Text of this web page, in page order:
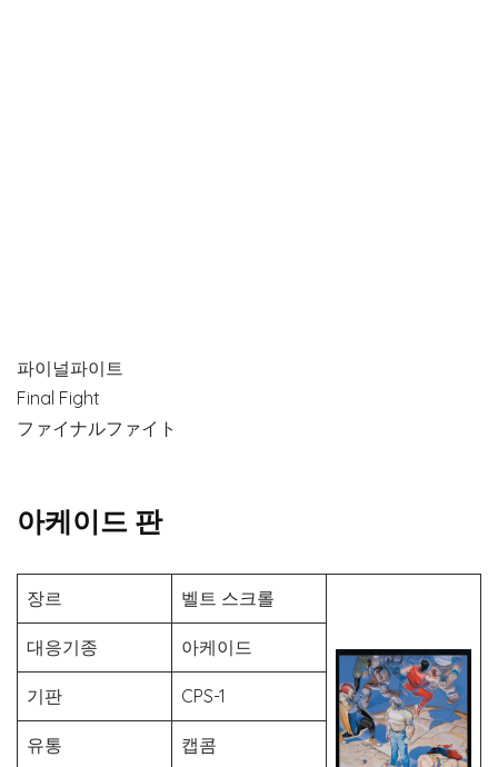
파이널파이트
Final Fight
ファイナルファイト
아케이드 판
장르 벨트 스크롤
대응기종 아케이드
기판 CPS-1
유통 캡콤